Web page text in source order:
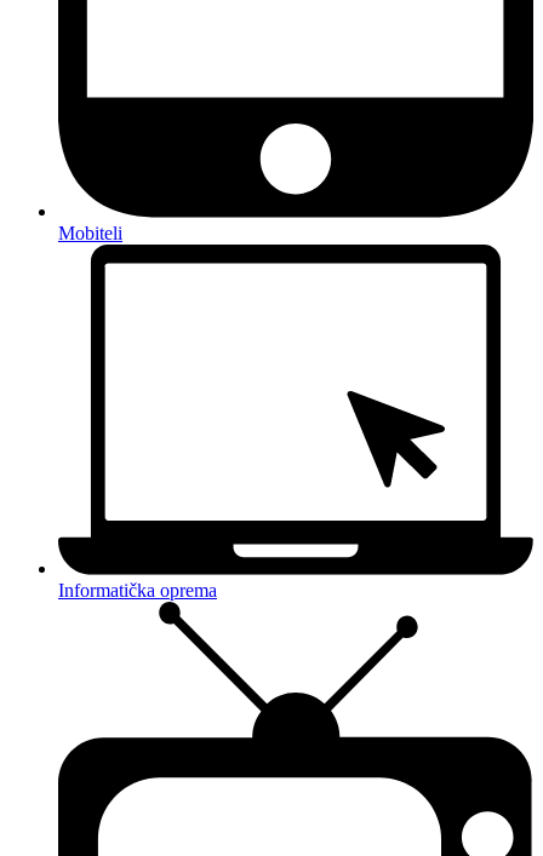
Mobiteli
Informatička oprema